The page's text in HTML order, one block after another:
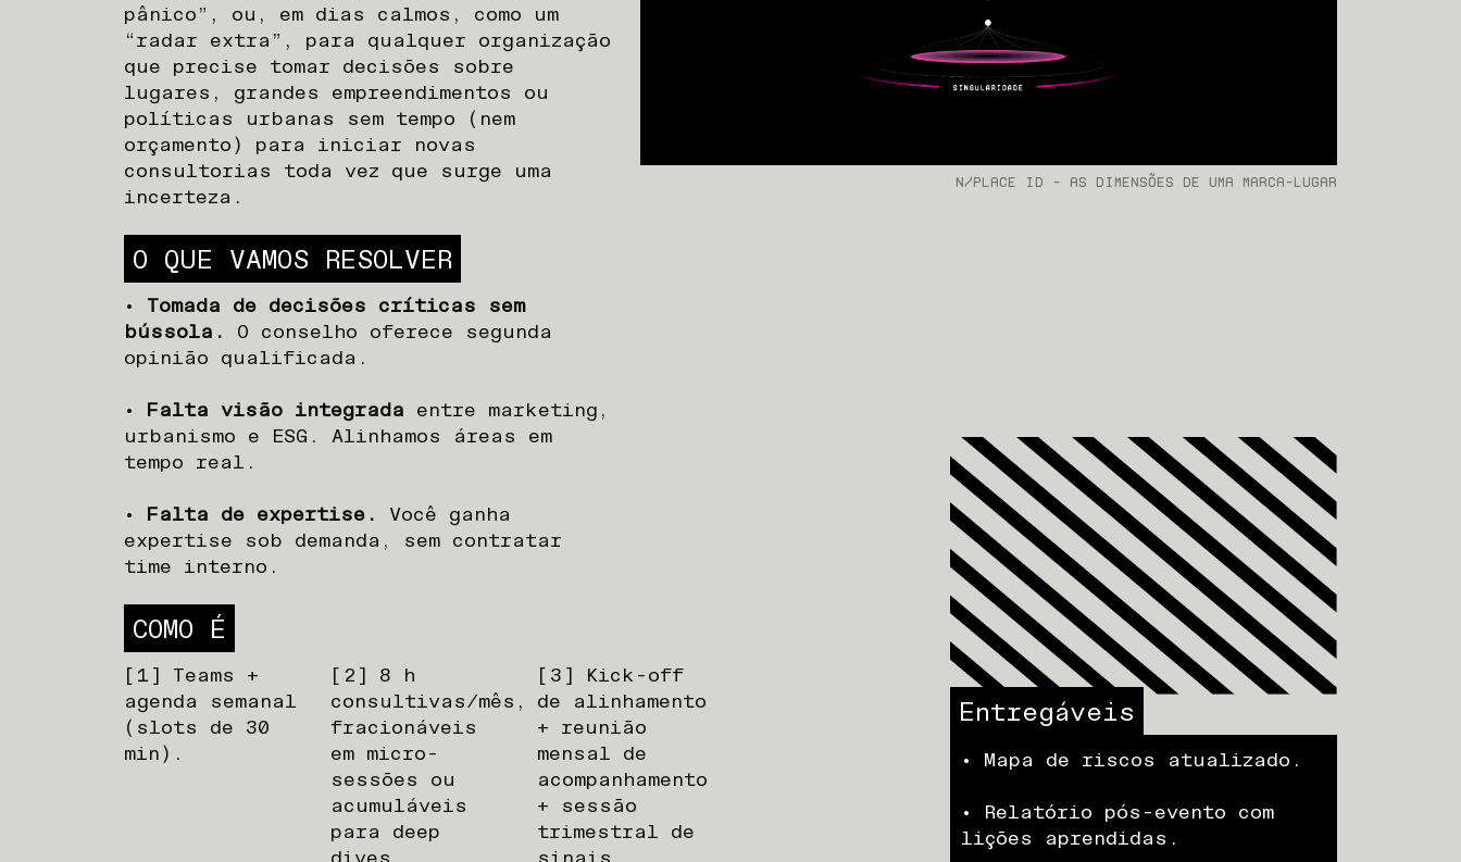
pânico”, ou, em dias calmos, como um
“radar extra”, para qualquer organização
que precise tomar decisões sobre
lugares, grandes empreendimentos ou
políticas urbanas sem tempo (nem
orçamento) para iniciar novas
consultorias toda vez que surge uma
incerteza.
O QUE VAMOS RESOLVER
• Tomada de decisões críticas sem
bússola.
O conselho oferece segunda
opinião qualificada.
• Falta visão integrada entre marketing,
urbanismo e ESG. Alinhamos áreas em
tempo real.
• Falta de expertise.
Você ganha
expertise sob demanda, sem contratar
time interno.
N/PLACE ID - As dimensões de uma marca-lugar
COMO É
[1] Teams +
agenda semanal
(slots de 30
min).
[2] 8 h
consultivas/mês,
fracionáveis
em micro-
sessões ou
acumuláveis
para deep
dives.
[3] Kick-off
de alinhamento
+ reunião
mensal de
acompanhamento
+ sessão
trimestral de
sinais.
Entregáveis
• Mapa de riscos atualizado.
• Relatório pós-evento com
lições aprendidas.